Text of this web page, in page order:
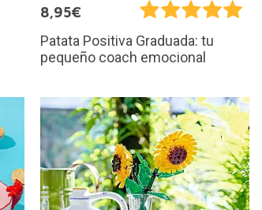
8,95€
Patata Positiva Graduada: tu
pequeño coach emocional